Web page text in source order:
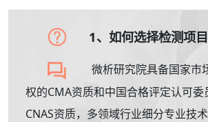
1、如何选择检测项目
微析研究院具备国家市
权的CMA资质和中国合格评定认可委
CNAS资质，多领域行业细分专业技